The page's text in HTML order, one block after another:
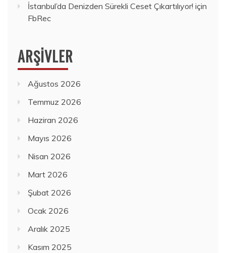
İstanbul’da Denizden Sürekli Ceset Çıkartılıyor! için
FbRec
ARŞIVLER
Ağustos 2026
Temmuz 2026
Haziran 2026
Mayıs 2026
Nisan 2026
Mart 2026
Şubat 2026
Ocak 2026
Aralık 2025
Kasım 2025